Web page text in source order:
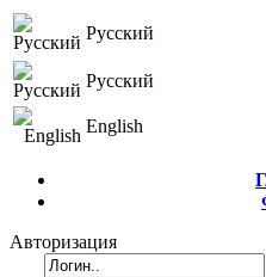
Русский
Русский
English
Авторизация